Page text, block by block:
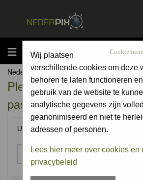
MENU Cookie
Wij plaatsen
verschillende cookies om deze
behoren te laten functioneren
gebruik van de website te
analytische gegevens zijn
geanonimiseerd en niet te
adressen of personen.
Lees hier meer over cookies en
privacybeleid
Nederpix.nl Forum Index
Please enter your
password to log in.
Username: